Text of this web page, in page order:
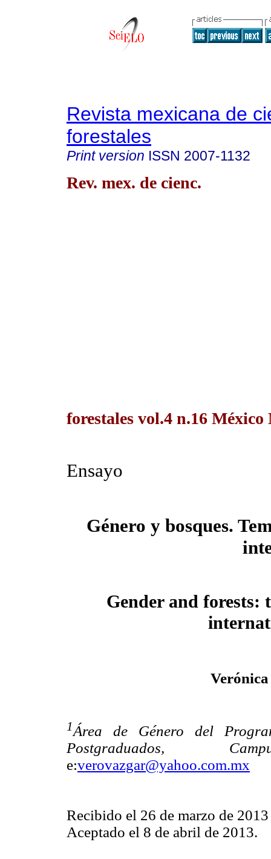
Revista mexicana de
forestales
Print version ISSN 2007-1132
Rev. mex. de cienc.
forestales vol.4 n.16
Ensayo
Género y bosques.
Gender and forests:
1Área de Género del
Postgraduados,
e:verovazgar@yahoo.com.mx
Recibido el 26 de marzo de 2013
Aceptado el 8 de abril de 2013.